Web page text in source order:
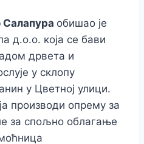
обишао је
д.о.о. која се бави
дрвета и
у склопу
у Цветној улици.
производи опрему за
за спољно облагање